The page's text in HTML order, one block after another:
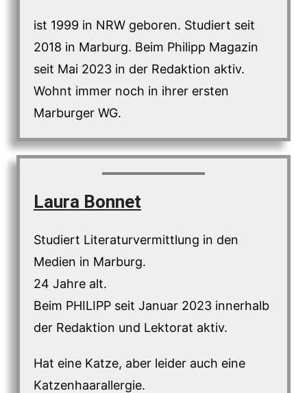
ist 1999 in NRW geboren. Studiert seit
2018 in Marburg. Beim Philipp Magazin
seit Mai 2023 in der Redaktion aktiv.
Wohnt immer noch in ihrer ersten
Marburger WG.
Laura Bonnet
Studiert Literaturvermittlung in den
Medien in Marburg.
24 Jahre alt.
Beim PHILIPP seit Januar 2023 innerhalb
der Redaktion und Lektorat aktiv.
Hat eine Katze, aber leider auch eine
Katzenhaarallergie.